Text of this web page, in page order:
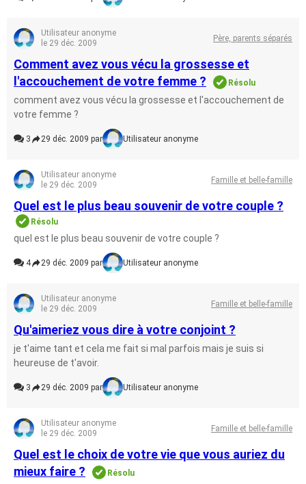
Utilisateur anonyme
le 29 déc. 2009
Père, parents séparés
Comment avez vous vécu la grossesse et
l'accouchement de votre femme ?
Résolu
comment avez vous vécu la grossesse et l'accouchement de
votre femme ?
3 29 déc. 2009 par Utilisateur anonyme
Utilisateur anonyme
le 29 déc. 2009
Famille et belle-famille
Quel est le plus beau souvenir de votre couple ?
Résolu
quel est le plus beau souvenir de votre couple ?
4 29 déc. 2009 par Utilisateur anonyme
Utilisateur anonyme
le 29 déc. 2009
Famille et belle-famille
Qu'aimeriez vous dire à votre conjoint ?
je t'aime tant et cela me fait si mal parfois mais je suis si
heureuse de t'avoir.
3 29 déc. 2009 par Utilisateur anonyme
Utilisateur anonyme
le 29 déc. 2009
Famille et belle-famille
Quel est le choix de votre vie que vous auriez du
mieux faire ?
Résolu